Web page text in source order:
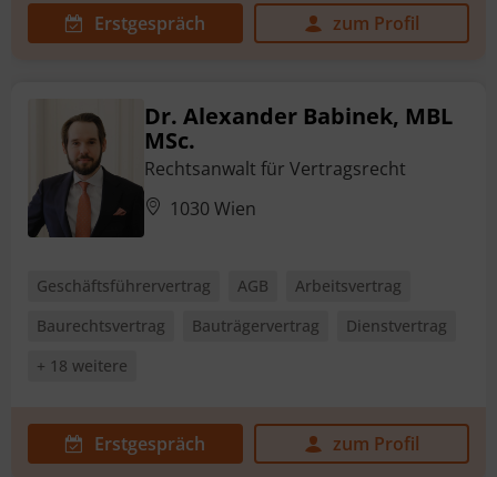
Erstgespräch zum Profil
Dr. Alexander Babinek, MBL
MSc.
Rechtsanwalt für Vertragsrecht
1030 Wien
Geschäftsführervertrag AGB
Arbeitsvertrag
Baurechtsvertrag
Bauträgervertrag
Dienstvertrag
+ 18 weitere
Erstgespräch zum Profil